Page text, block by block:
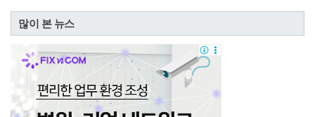
많이 본 뉴스